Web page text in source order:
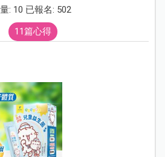
: 10 已報名: 502
11篇心得